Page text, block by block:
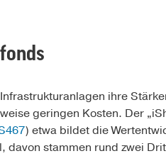
ihre
geringen Kosten. Der
) etwa bildet die
stammen rund zwei